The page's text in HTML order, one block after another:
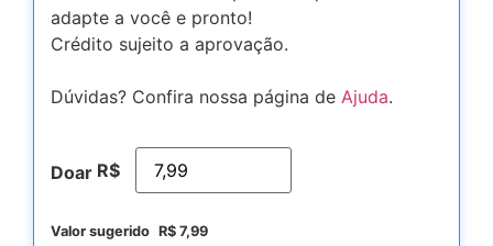
adapte a você e pronto!
Crédito sujeito a aprovação.
Dúvidas? Confira nossa página de Ajuda.
Doar R$
Valor sugerido R$ 7,99